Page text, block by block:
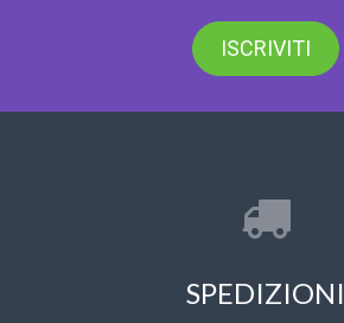
ISCRIVITI
SPEDIZIONI